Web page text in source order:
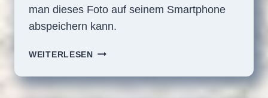
man dieses Foto auf seinem Smartphone
abspeichern kann.
WEITERLESENE-
AUF